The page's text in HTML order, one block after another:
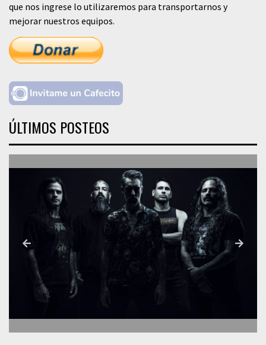
que nos ingrese lo utilizaremos para transportarnos y
mejorar nuestros equipos.
ÚLTIMOS POSTEOS